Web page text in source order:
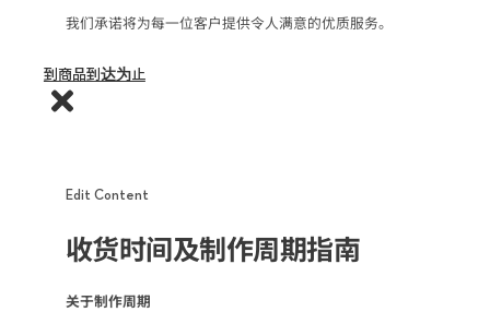
我们承诺将为每一位客户提供令人满意的优质服务。
到商品到达为止
Edit Content
收货时间及制作周期指南
关于制作周期